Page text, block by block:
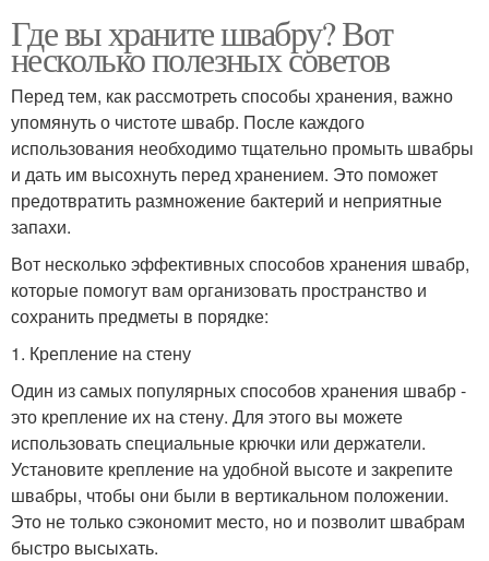
Где вы храните швабру? Вот
несколько полезных советов
Перед тем, как рассмотреть способы хранения, важно
упомянуть о чистоте швабр. После каждого
использования необходимо тщательно промыть швабры
и дать им высохнуть перед хранением. Это поможет
предотвратить размножение бактерий и неприятные
запахи.
Вот несколько эффективных способов хранения швабр,
которые помогут вам организовать пространство и
сохранить предметы в порядке:
1. Крепление на стену
Один из самых популярных способов хранения швабр -
это крепление их на стену. Для этого вы можете
использовать специальные крючки или держатели.
Установите крепление на удобной высоте и закрепите
швабры, чтобы они были в вертикальном положении.
Это не только сэкономит место, но и позволит швабрам
быстро высыхать.